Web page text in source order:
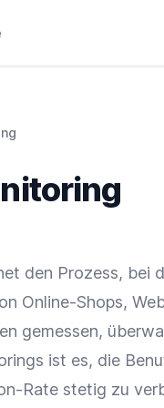
den Prozess, bei
Online-Shops,
gemessen,
ist es, die
Rate stetig zu